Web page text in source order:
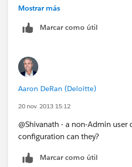
data is seen by the mobile app
if our suggestion(s) worked, let
the answer as "Best Answer"
should they have a similar issue
you!
Mostrar más
Marcar como útil
Aaron DeRan (Deloitte)
20 nov. 2013 15:12
@Shivanath - a non-Admin
configuration can they?
Marcar como útil